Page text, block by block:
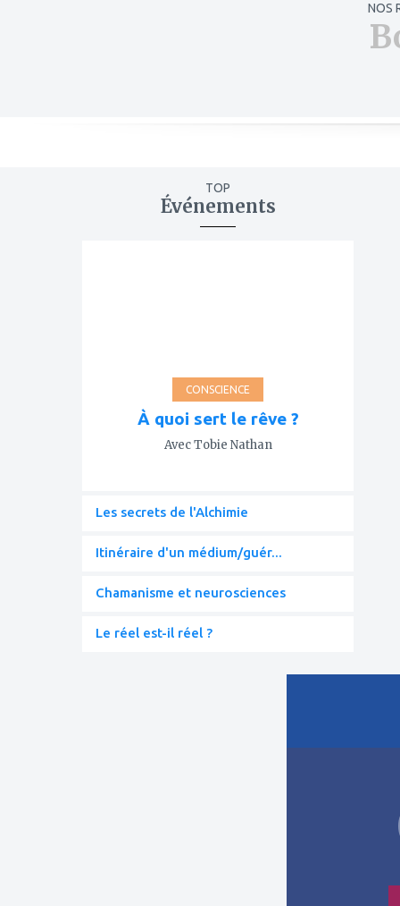
NOS
TOP
Événements
CONSCIENCE
À quoi sert le rêve ?
Avec Tobie Nathan
Les secrets de l'Alchimie
Itinéraire d'un médium/guér...
Chamanisme et neurosciences
Le réel est-il réel ?